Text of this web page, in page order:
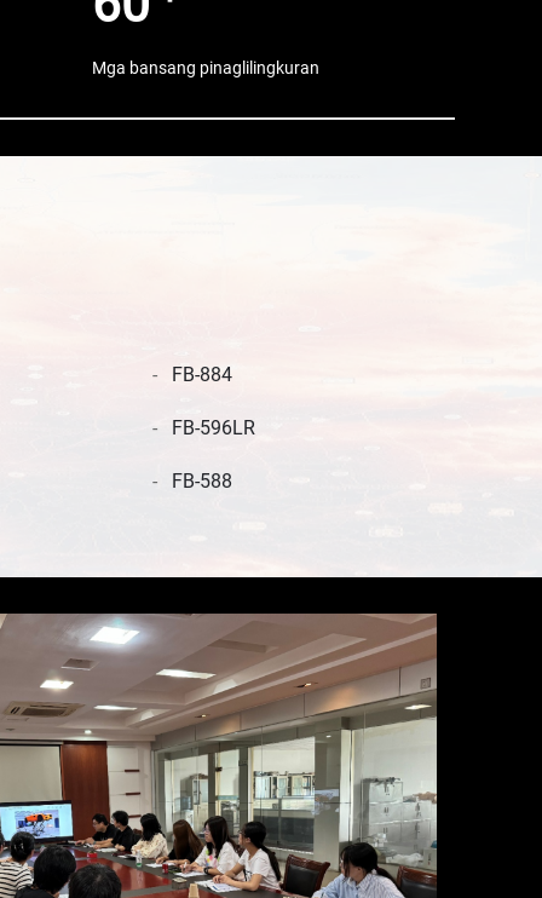
Mga bansang pinaglilingkuran
FB-884
FB-596LR
FB-588